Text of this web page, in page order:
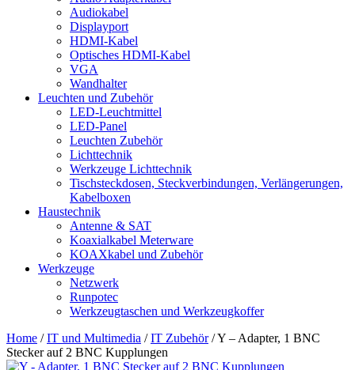
Audiokabel
Displayport
HDMI-Kabel
Optisches HDMI-Kabel
VGA
Wandhalter
Leuchten und Zubehör
LED-Leuchtmittel
LED-Panel
Leuchten Zubehör
Lichttechnik
Werkzeuge Lichttechnik
Tischsteckdosen, Steckverbindungen, Verlängerungen,
Kabelboxen
Haustechnik
Antenne & SAT
Koaxialkabel Meterware
KOAXkabel und Zubehör
Werkzeuge
Netzwerk
Runpotec
Werkzeugtaschen und Werkzeugkoffer
Home /IT und Multimedia /IT Zubehör/ Y – Adapter, 1 BNC
Stecker auf 2 BNC Kupplungen